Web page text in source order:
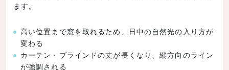
ます。
高い位置まで窓を取れるため、日中の自然光の入り方が
変わる
カーテン・ブラインドの丈が長くなり、縦方向のライン
が強調される